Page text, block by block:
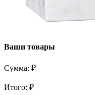
Ваши товары
Сумма: ₽
Итого: ₽